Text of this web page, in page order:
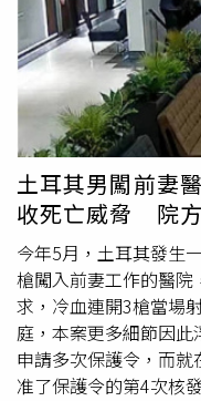
（Jeffrey Epstein）之
邦共謀與性交易指控
疑艾普斯坦的死，有可
出，是因為首位公開指
家朱弗瑞（Virginia
並描述了自己被淫魔
在庭外和解，且金額
傳出自殺身亡的消息
後，因該爭議退出王室
與贊助職位，且停止
的稱號。儘管遭剝奪
爵」頭銜與王位繼承
（Prince Harry）及梅
後。此後他偶爾會出
到近期又有媒體披露，
5分鐘，當會議恢復後
擊她的言論自由權，
員會成員格林沃德（
行為「非常不當」，董
悉，伯恩是組織「自
席，該組織於2021年
策，隨後呼籲禁止學
群）的相關書籍，並
土耳其男闖前妻
收死亡威脅 院
今年5月，土耳其發生
槍闖入前妻工作的醫
求，冷血連開3槍當場
庭，本案更多細節因
申請多次保護令，而
准了保護令的第4次核